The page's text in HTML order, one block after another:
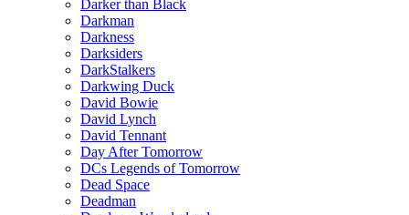
Darker than Black
Darkman
Darkness
Darksiders
DarkStalkers
Darkwing Duck
David Bowie
David Lynch
David Tennant
Day After Tomorrow
DCs Legends of Tomorrow
Dead Space
Deadman